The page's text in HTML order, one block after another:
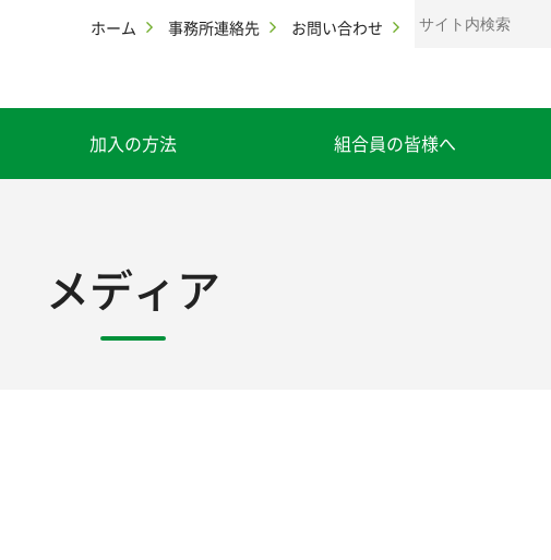
ホーム 事務所連絡先 お問い合わせ
加入の方法 組合員の皆様へ
メディア